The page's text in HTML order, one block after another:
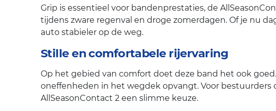
Grip is essentieel voor bandenprestaties, de
tijdens zware regenval en droge zomerdagen. Of je nu
auto stabieler op de weg.
Stille en comfortabele rijervaring
Op het gebied van comfort doet deze band het ook
oneffenheden in het wegdek opvangt. Voor bestuurders
AllSeasonContact 2 een slimme keuze.